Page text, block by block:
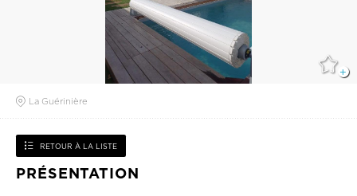
La Guérinière
RETOUR À LA LISTE
PRÉSENTATION